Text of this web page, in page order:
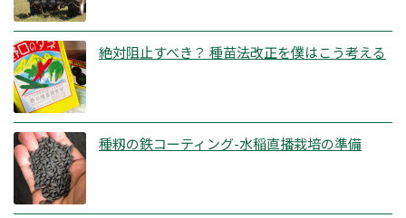
絶対阻止すべき？ 種苗法改正を僕はこう考える
種籾の鉄コーティング-水稲直播栽培の準備